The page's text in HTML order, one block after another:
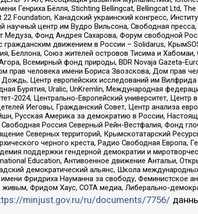
Генриха Бёлля, Stichting Bellingcat, Bellingcat Ltd,
22 Foundation, Канадский украинский конгресс,
центр им Вудро Вильсона, Свободная
Медуза, Фонд Андрея Сахарова, Форум свободной
гражданским движением в России – Solidarus,
Беллона, Союз жителей островов Тисима и
Всемирный фонд природы, BDR Novaja Gazeta-
прав человека имени Бориса Звозскова, Дом прав
Дождь, Центр европейских исследований им
Бурятия, Uralic, UnKremlin, Международная
2024, Центрально-Европейский университет,
Иеговы, Гражданский Совет, Центр анализа
Русская Америка за демократию в России,
Россия Северный Рейн-Вестфалия, Фонд
Северных территорий, Крымскотатарский
черного креста, Радио Свободная Европа,
поддержки гендерной демократии и
Education, Антивоенное движение Антальи,
демократический альянс, Школа
Фридриха Науманна за свободу, Феминистское
живым, Фридом Хаус, СОТА медиа, Либерально-
minjust.gov.ru/ru/documents/7756/